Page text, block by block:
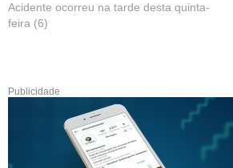
Acidente ocorreu na tarde desta quinta-
feira (6)
Publicidade